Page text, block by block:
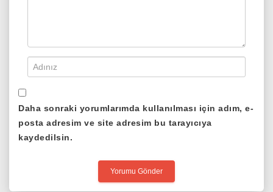
Daha sonraki yorumlarımda kullanılması için adım, e-
posta adresim ve site adresim bu tarayıcıya
kaydedilsin.